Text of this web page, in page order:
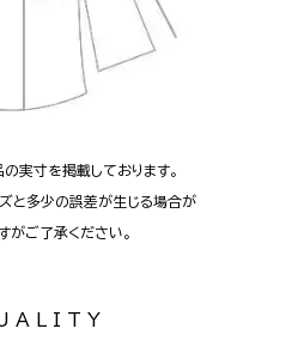
実寸を掲載しております。
と多少の誤差が生じる場合が
がご了承ください。
A L I T Y